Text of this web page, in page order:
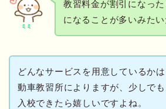
ミミ
教習料金が割引になっ
になることが多いみたい
どんなサービスを用意しているか
動車教習所によりますが、少しで
入校できたら嬉しいですよね。